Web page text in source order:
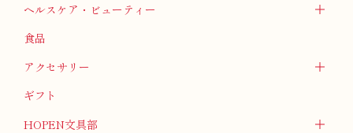
ヘルスケア・ビューティー
食品
アクセサリー
ギフト
HOPEN文具部